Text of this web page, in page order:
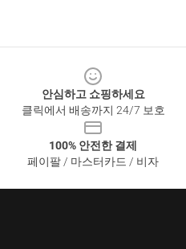
안심하고 쇼핑하세요
클릭에서 배송까지 24/7 보호
100% 안전한 결제
페이팔 / 마스터카드 / 비자